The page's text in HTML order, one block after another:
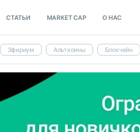
СТАТЬИ MARKET CAP О НАС
Эфириум Альткоины Блокчейн